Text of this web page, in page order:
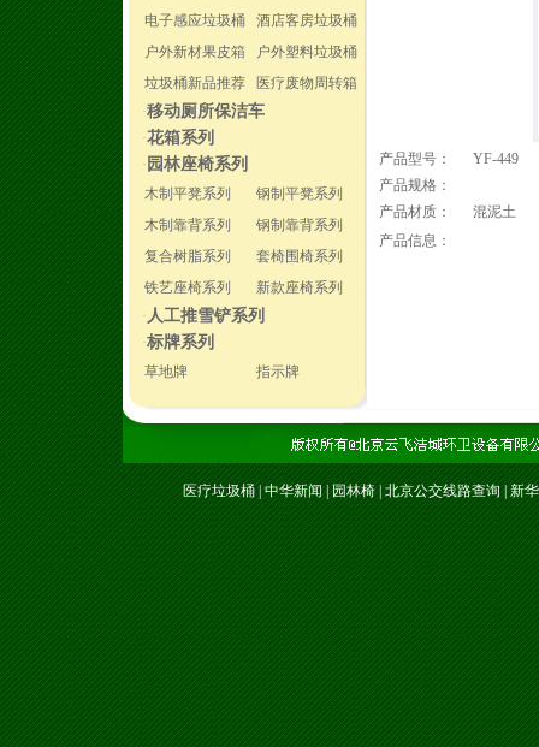
电子感应垃圾桶
酒店客房垃圾桶
户外新材果皮箱
户外塑料垃圾桶
垃圾桶新品推荐
医疗废物周转箱
·移动厕所保洁车
·花箱系列
· 园林座椅系列
木制平凳系列
钢制平凳系列
木制靠背系列
钢制靠背系列
复合树脂系列
套椅围椅系列
铁艺座椅系列
新款座椅系列
· 人工推雪铲系列
·标牌系列
草地牌 指示牌
产品型号：
YF-449
产品规格：
产品材质：
混泥土
产品信息：
医疗垃圾桶| 中华新闻 | 园林椅| 北京公交线路查询 新